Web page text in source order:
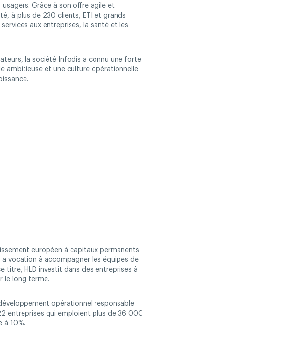
Grâce à son offre agile et
à plus de 230 clients, ETI et grands
aux entreprises, la santé et les
la société Infodis a connu une forte
ambitieuse et une culture opérationnelle
européen à capitaux permanents
a vocation à accompagner les équipes de
titre, HLD investit dans des entreprises à
le long terme.
opérationnel responsable
entreprises qui emploient plus de 36 000
à 10%.